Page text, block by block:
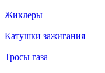
Жиклеры
Катушки зажигания
Тросы газа